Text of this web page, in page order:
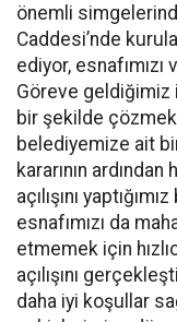
önemli
Caddesi’nde
ediyor, esnafımızı
Göreve geldiğimiz
bir şekilde
belediyemize ait
kararının
açılışını
esnafımızı da
etmemek için
açılışını
daha iyi koşullar